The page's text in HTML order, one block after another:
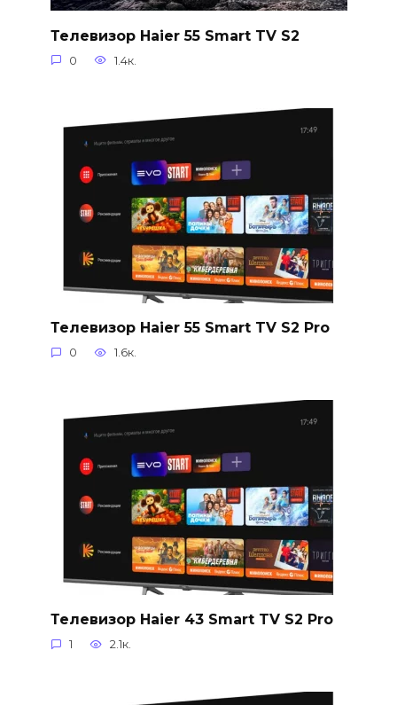
Телевизор Haier 55 Smart TV S2
0 1.4к.
Телевизор Haier 55 Smart TV S2 Pro
0 1.6к.
Телевизор Haier 43 Smart TV S2 Pro
1 2.1к.